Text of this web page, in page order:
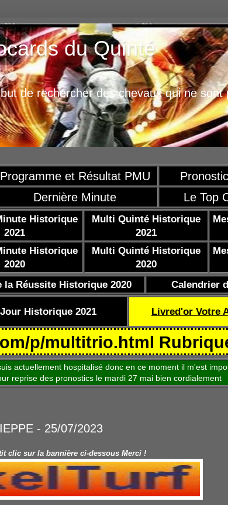
du Quinté
de rechercher des chevaux qui ne
Programme et Résultat PMU
Dernière Minute Le Top
Historique
2021
Multi Quinté Historique
2021
Historique
2020
Multi Quinté Historique
2020
la Réussite Historique 2020 Calendrier
Historique 2021 Livred'or Votre
Rubrique
hospitalisé donc en ce moment il m'est
des pronostics le mardi 27 mai bien cordialement
- 25/07/2023
clic sur la bannière ci-dessous Merci !